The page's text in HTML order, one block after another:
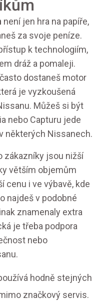
není jen hra na papíře,
za svoje peníze.
k technologiím,
dráž a pomaleji.
dostaneš motor
je vyzkoušená
Můžeš si být
nebo Capturu jede
některých Nissanech.
zákazníky jsou nižší
větším objemům
cenu i ve výbavě, kde
najdeš v podobné
znamenaly extra
je třeba podpora
nebo
hodně stejných
značkový servis.